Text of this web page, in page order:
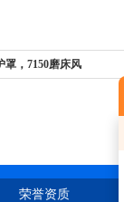
罩，7150磨床风
荣誉资质